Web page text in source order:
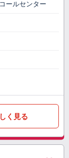
ールセンター
く見る